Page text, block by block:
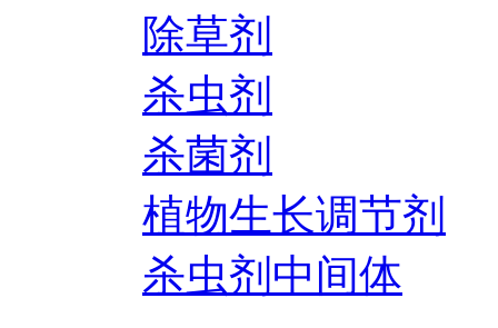
除草剂
杀虫剂
杀菌剂
植物生长调节剂
杀虫剂中间体